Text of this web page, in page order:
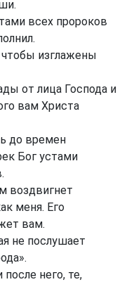
всех пророков
чтобы изглажены
от лица Господа и
вам Христа
до времен
Бог устами
воздвигнет
меня. Его
вам.
не послушает
него, те,